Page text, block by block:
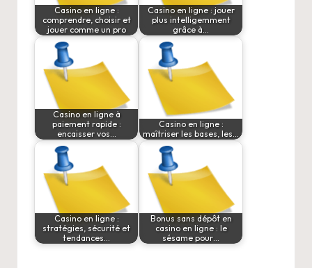
Casino en ligne :
comprendre, choisir et
jouer comme un pro
Casino en ligne : jouer
plus intelligemment
grâce à…
Casino en ligne à
paiement rapide :
encaisser vos…
Casino en ligne :
maîtriser les bases, les…
Casino en ligne :
stratégies, sécurité et
tendances…
Bonus sans dépôt en
casino en ligne : le
sésame pour…